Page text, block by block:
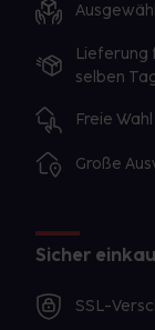
Lieferung
selben
Freie
Große
Sicher
SSL-